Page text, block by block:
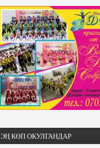
ЭҢ КӨП ОКУЛГАНДАР